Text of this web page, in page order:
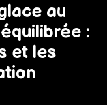
au
:
et les